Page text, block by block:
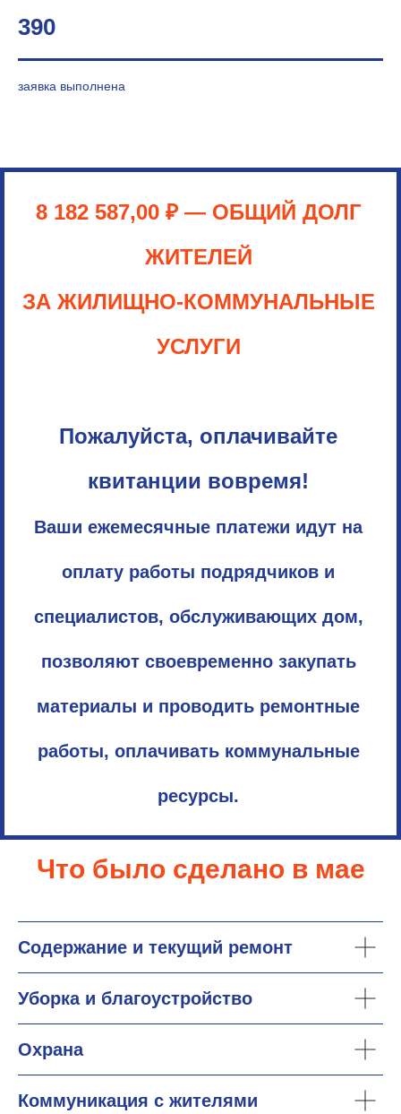
390
заявка выполнена
8 182 587,00 ₽ — ОБЩИЙ ДОЛГ
ЖИТЕЛЕЙ
ЗА ЖИЛИЩНО-КОММУНАЛЬНЫЕ
УСЛУГИ
Пожалуйста, оплачивайте
квитанции вовремя!
Ваши ежемесячные платежи идут на
оплату работы подрядчиков и
специалистов, обслуживающих дом,
позволяют своевременно закупать
материалы и проводить ремонтные
работы, оплачивать коммунальные
ресурсы.
Что было сделано в мае
Содержание и текущий ремонт
Уборка и благоустройство
Охрана
Коммуникация с жителями